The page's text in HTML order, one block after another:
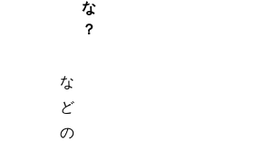
な
？
な
ど
の